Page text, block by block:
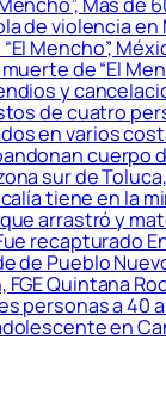
de violencia en
Mencho”,
de “El
y
de cuatro
en varios
cuerpo
sur de
tiene en la
arrastró y
recapturado
de Pueblo
Quintana
personas a 40
en